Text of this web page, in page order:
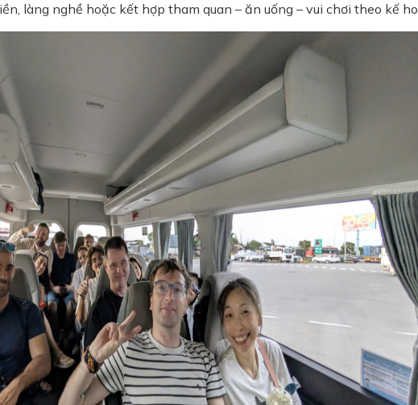
làng nghề hoặc kết hợp tham quan – ăn uống – vui chơi theo kế